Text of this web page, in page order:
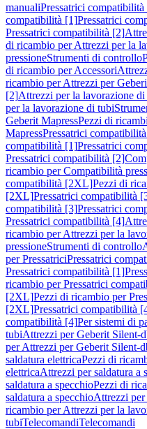
manualiPressatrici
compatibilità [1]Pressatrici
Pressatrici compatibilità [2]
di ricambio per Attrezzi per la
pressioneStrumenti di controllo
di ricambio per Accessori
ricambio per Attrezzi per
[2]Attrezzi per la lavorazione di
per la lavorazione di tubi
Geberit MapressPezzi di
MapressPressatrici
compatibilità [1]Pressatrici
Pressatrici compatibilità [2]
ricambio per Compatibilità
compatibilità [2XL]Pezzi di
[2XL]Pressatrici compatibilità
compatibilità [3]Pressatrici
Pressatrici compatibilità [4]
ricambio per Attrezzi per la
pressioneStrumenti di controllo
per PressatriciPressatrici
Pressatrici compatibilità [1]
ricambio per Pressatrici
[2XL]Pezzi di ricambio per
[2XL]Pressatrici compatibilità
compatibilità [4]Per sistemi di
tubiAttrezzi per Geberit Silent-
per Attrezzi per Geberit Silent-
saldatura elettricaPezzi di
elettricaAttrezzi per saldatura a
saldatura a specchioPezzi di
saldatura a specchioAttrezzi
ricambio per Attrezzi per la
tubiTelecomandiTelecomandi